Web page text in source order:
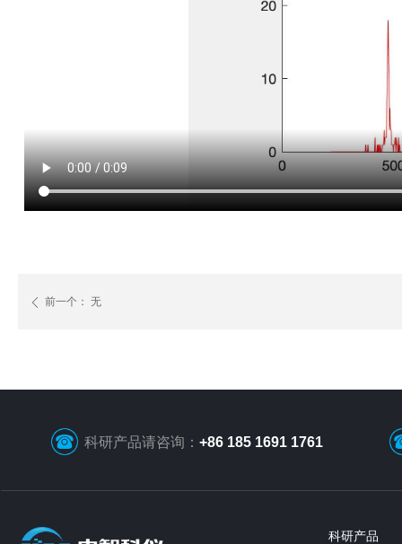
ꄴ 前一个： 无
科研产品
科研产品请咨询： +86 185 1691 1761